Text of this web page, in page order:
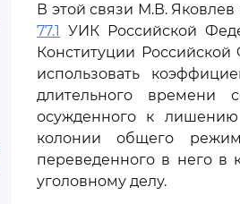
В этой связи М.В. Яковлев
77.1 УИК Российской
Конституции
использовать
длительного времени
осужденного к
колонии общего
переведенного в него в
уголовному делу.